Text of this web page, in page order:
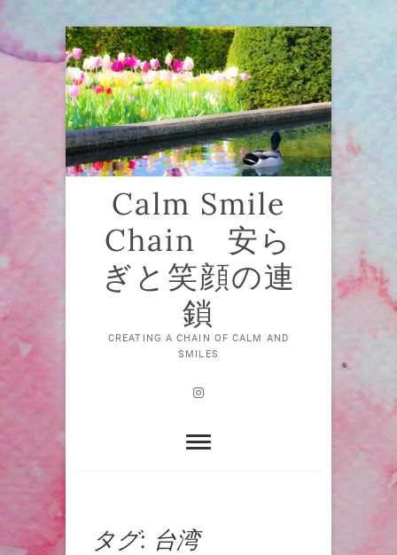
Skip
to
content
Calm Smile
Chain 安ら
ぎと笑顔の連
鎖
CREATING A CHAIN OF CALM AND
SMILES
Instagram
タグ: 台湾